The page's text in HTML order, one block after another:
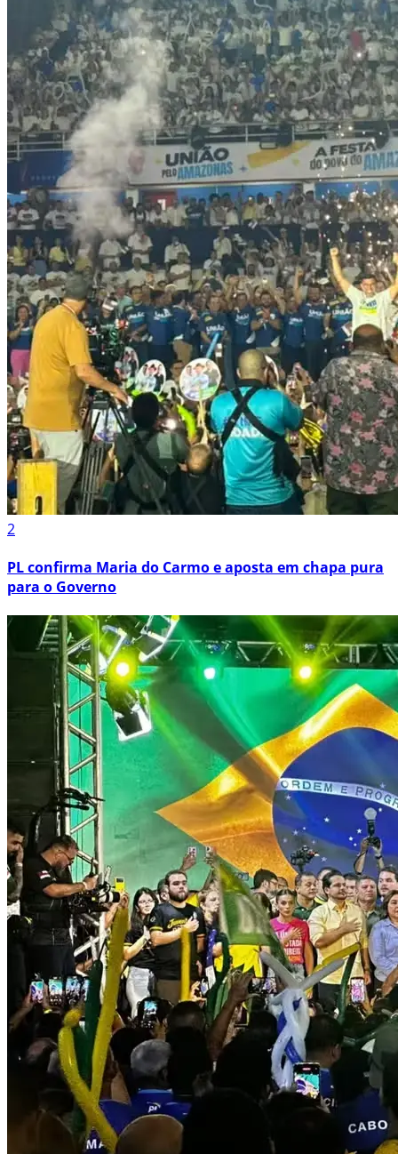
2
PL confirma Maria do Carmo e aposta em chapa pura
para o Governo